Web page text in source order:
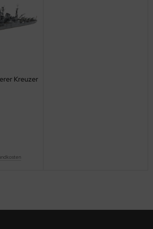
Kreuzer